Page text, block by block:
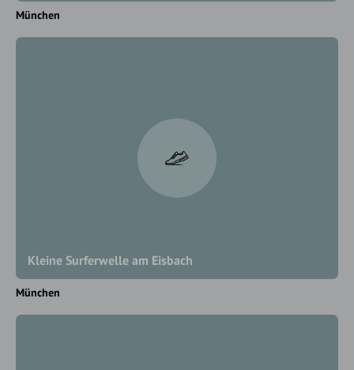
München
Kleine Surferwelle am Eisbach
München